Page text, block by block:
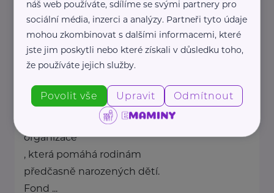
posta@mpsv.cz
Nadační fond pro předčasně
narozené děti
Nadační fond pro předčasně
narozené děti je nezisková
organizace
, která pomáhá rodinám
předčasně narozených dětí.
Fond ...
náš web používáte, sdílíme se svými partnery pro
sociální média, inzerci a analýzy. Partneři tyto údaje
mohou zkombinovat s dalšími informacemi, které
jste jim poskytli nebo které získali v důsledku toho,
že používáte jejich služby.
Povolit vše Upravit Odmítnout